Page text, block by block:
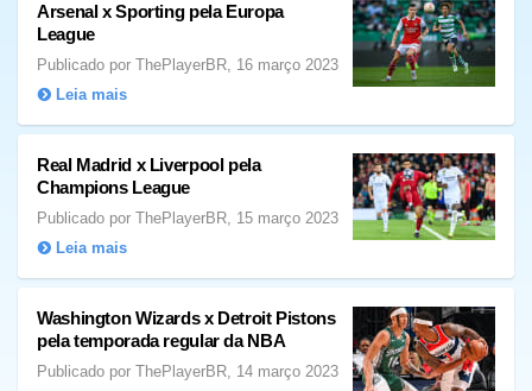
Arsenal x Sporting pela Europa
League
Publicado por ThePlayerBR, 16 março 2023
Leia mais
Real Madrid x Liverpool pela
Champions League
Publicado por ThePlayerBR, 15 março 2023
Leia mais
Washington Wizards x Detroit Pistons
pela temporada regular da NBA
Publicado por ThePlayerBR, 14 março 2023